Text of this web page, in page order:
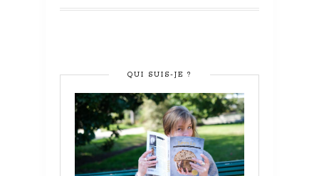
QUI SUIS-JE ?